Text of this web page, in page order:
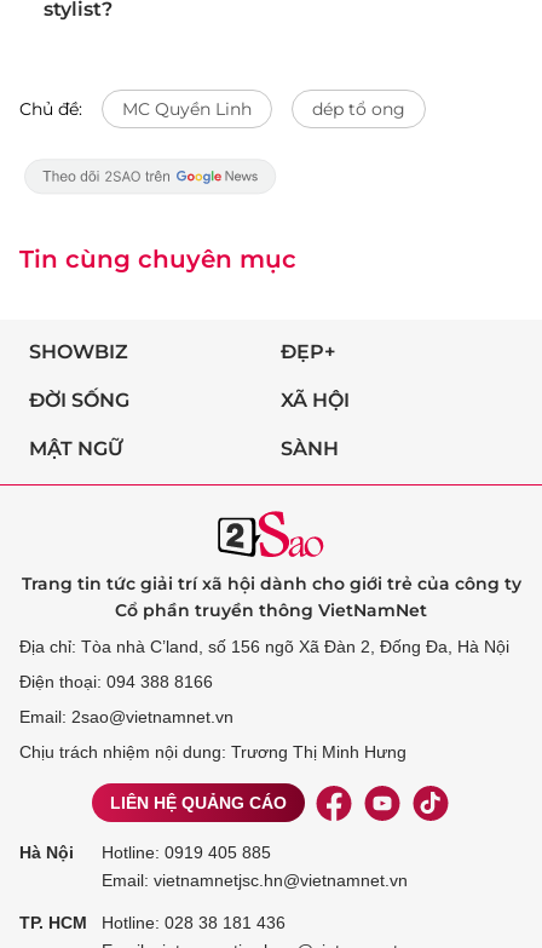
stylist?
Chủ đề: MC Quyền Linh dép tổ ong
Tin cùng chuyên mục
SHOWBIZ ĐẸP+
ĐỜI SỐNG XÃ HỘI
MẬT NGỮ SÀNH
Trang tin tức giải trí xã hội dành cho giới trẻ của công ty
Cổ phần truyền thông VietNamNet
Địa chỉ: Tòa nhà C’land, số 156 ngõ Xã Đàn 2, Đống Đa, Hà Nội
Điện thoại: 094 388 8166
Email: 2sao@vietnamnet.vn
Chịu trách nhiệm nội dung: Trương Thị Minh Hưng
LIÊN HỆ QUẢNG CÁO
Hà Nội Hotline: 0919 405 885
Email: vietnamnetjsc.hn@vietnamnet.vn
TP. HCM Hotline: 028 38 181 436